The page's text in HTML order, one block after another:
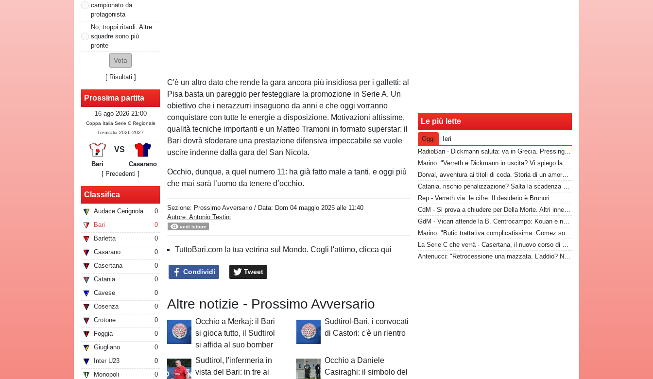
campionato da
protagonista
No, troppi ritardi. Altre
squadre sono più
pronte
[ Risultati ]
Prossima partita
16 ago 2026 21:00
Coppa Italia Serie C Regionale
Trenitalia 2026-2027
VS
Bari
Casarano
[ Precedenti ]
Classifica
Audace Cerignola
0
Bari
0
Barletta
0
Casarano
0
Casertana
0
Catania
0
Cavese
0
Cosenza
0
Crotone
0
Foggia
0
Giugliano
0
Inter U23
0
Monopoli
0
C'è un altro dato che rende la gara ancora più insidiosa per i galletti: al
Pisa basta un pareggio per festeggiare la promozione in Serie A. Un
obiettivo che i nerazzurri inseguono da anni e che oggi vorranno
conquistare con tutte le energie a disposizione. Motivazioni altissime,
qualità tecniche importanti e un Matteo Tramoni in formato superstar: il
Bari dovrà sfoderare una prestazione difensiva impeccabile se vuole
uscire indenne dalla gara del San Nicola.
Occhio, dunque, a quel numero 11: ha già fatto male a tanti, e oggi più
che mai sarà l’uomo da tenere d’occhio.
Sezione: Prossimo Avversario/ Data: Dom 04 maggio 2025 alle 11:40
Autore: Antonio Testini
vedi letture
TuttoBari.com la tua vetrina sul Mondo. Cogli l'attimo, clicca qui
Condividi Tweet
Altre notizie - Prossimo Avversario
Occhio a Merkaj: il Bari
si gioca tutto, il Sudtirol
si affida al suo bomber
Sudtirol-Bari, i convocati
di Castori: c'è un rientro
Sudtirol, l'infermeria in
vista del Bari: in tre ai
Occhio a Daniele
Casiraghi: il simbolo del
Le più lette
Oggi
Ieri
RadioBari - Dickmann saluta: va in Grecia. Pressing Catanzaro per Dorval, Vicari piace ad una pugliese
Marino: "Verreth e Dickmann in uscita? Vi spiego la situazione"
Dorval, avventura ai titoli di coda. Storia di un amore finito tempo fa
Catania, rischio penalizzazione? Salta la scadenza per la presentazione di fideiussione aggiuntiva
Rep - Verreth via: le cifre. Il desiderio è Brunori
CdM - Si prova a chiudere per Della Morte. Altri innesti? In difesa e a centrocampo
GdM - Vicari attende la B. Centrocampo: Kouan e non solo, ecco i monitorati. Della Morte...
Marino: "Butic trattativa complicatissima. Gomez somiglia al Papu"
La Serie C che verrà - Casertana, il nuovo corso di Espinal per un'altra stagione da protagonista
Antenucci: "Retrocessione una mazzata. L'addio? Non mi sono sentito voluto. Io, Di Cesare e Bianco, la nuova idea"